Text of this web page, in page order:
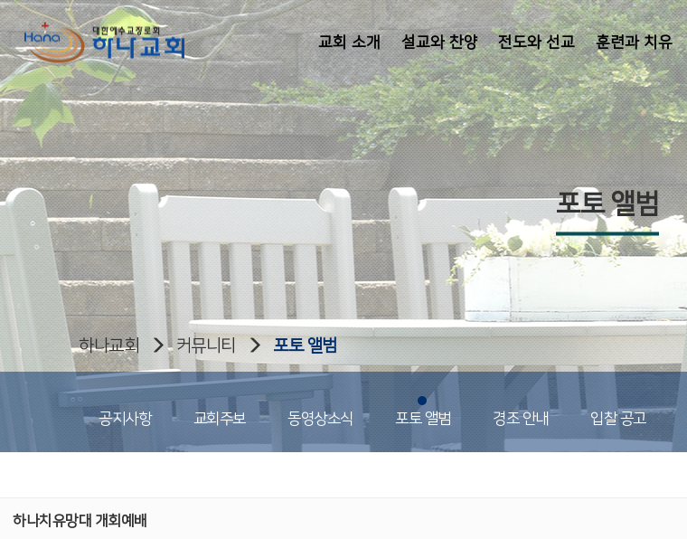
교회 소개 설교와 찬양 전도와 선교 훈련과 치유
포토 앨범
하나교회 커뮤니티 포토 앨범
공지사항 교회주보 동영상소식 포토 앨범 경조 안내 입찰 공고
하나치유망대 개회예배